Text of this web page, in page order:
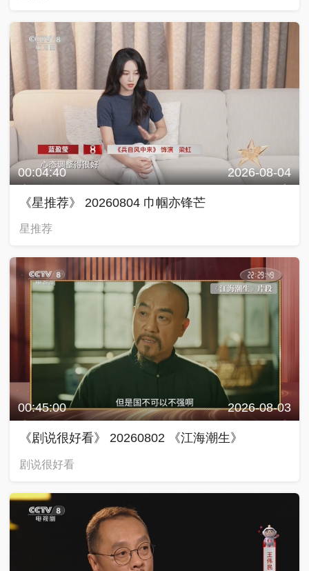
00:04:40 2026-08-04
《星推荐》 20260804 巾帼亦锋芒
星推荐
00:45:00 2026-08-03
《剧说很好看》 20260802 《江海潮生》
剧说很好看